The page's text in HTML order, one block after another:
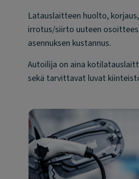
Latauslaitteen huolto,
irrotus/siirto uuteen
asennuksen kustannus.
Autoilija on aina
sekä tarvittavat luvat